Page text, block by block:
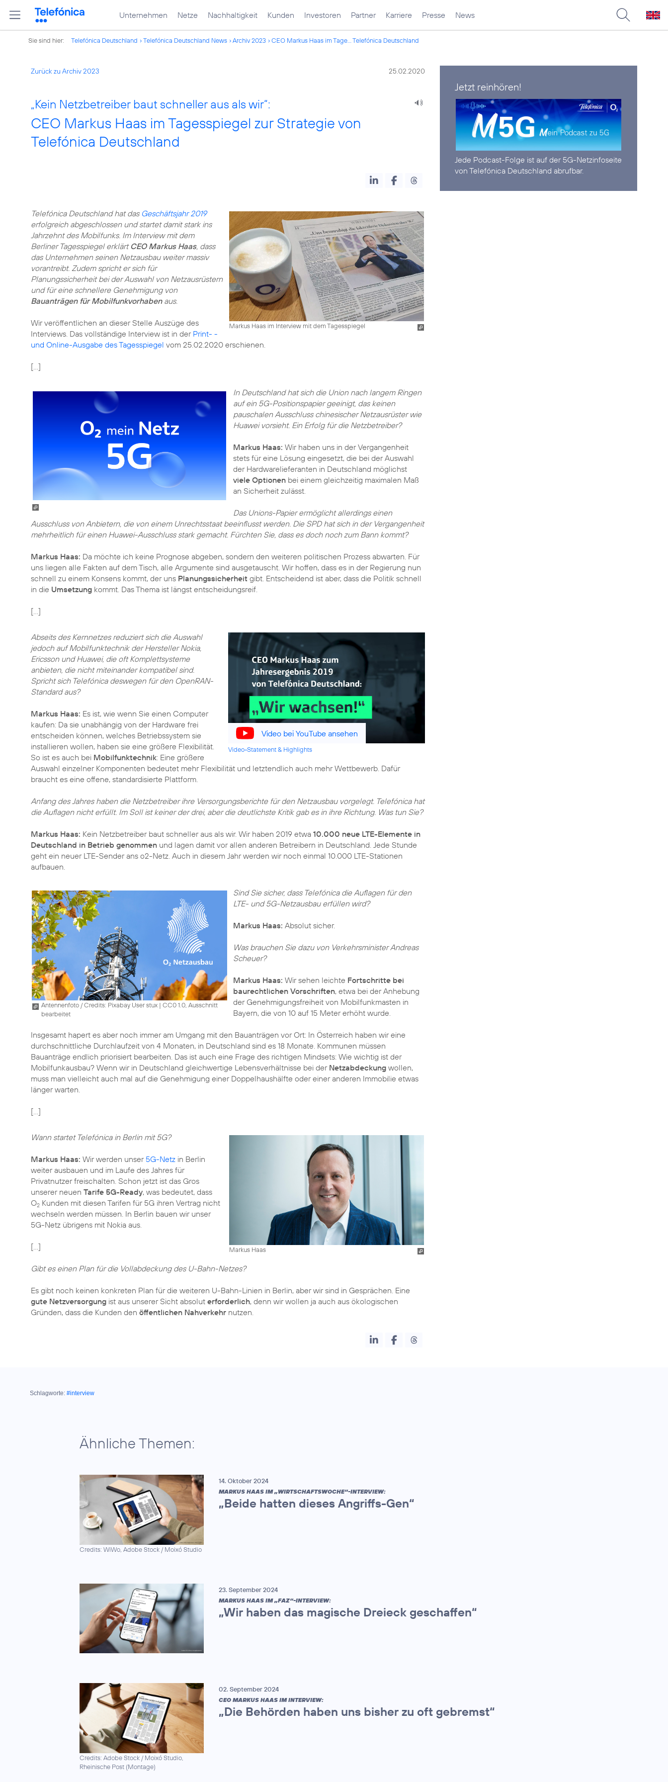
Unternehmen Netze Nachhaltigkeit Kunden Investoren Partner Karriere Presse News
Sie sind hier: Telefónica Deutschland Telefónica Deutschland News Archiv 2023 CEO Markus Haas im Tage... Telefónica Deutschland
Zurück zu Archiv 2023 25.02.2020
„Kein Netzbetreiber baut schneller aus als wir“:
CEO Markus Haas im Tagesspiegel zur Strategie von
Telefónica Deutschland
Markus Haas im Interview mit dem Tagesspiegel
Telefónica Deutschland hat das Geschäftsjahr 2019
erfolgreich abgeschlossen und startet damit stark ins
Jahrzehnt des Mobilfunks. Im Interview mit dem
Berliner Tagesspiegel erklärt CEO Markus Haas, dass
das Unternehmen seinen Netzausbau weiter massiv
vorantreibt. Zudem spricht er sich für
Planungssicherheit bei der Auswahl von Netzausrüstern
und für eine schnellere Genehmigung von
Bauanträgen für Mobilfunkvorhabenaus.
Wir veröffentlichen an dieser Stelle Auszüge des
Interviews. Das vollständige Interview ist in der Print- -
und Online-Ausgabe des Tagesspiegel vom 25.02.2020 erschienen.
[…]
In Deutschland hat sich die Union nach langem Ringen
auf ein 5G-Positionspapier geeinigt, das keinen
pauschalen Ausschluss chinesischer Netzausrüster wie
Huawei vorsieht. Ein Erfolg für die Netzbetreiber?
Markus Haas: Wir haben uns in der Vergangenheit
stets für eine Lösung eingesetzt, die bei der Auswahl
der Hardwarelieferanten in Deutschland möglichst
viele Optionenbei einem gleichzeitig maximalen Maß
an Sicherheit zulässt.
Das Unions-Papier ermöglicht allerdings einen
Ausschluss von Anbietern, die von einem Unrechtsstaat beeinflusst werden. Die SPD hat sich in der Vergangenheit
mehrheitlich für einen Huawei-Ausschluss stark gemacht. Fürchten Sie, dass es doch noch zum Bann kommt?
Markus Haas: Da möchte ich keine Prognose abgeben, sondern den weiteren politischen Prozess abwarten. Für
uns liegen alle Fakten auf dem Tisch, alle Argumente sind ausgetauscht. Wir hoffen, dass es in der Regierung nun
schnell zu einem Konsens kommt, der uns Planungssicherheit gibt. Entscheidend ist aber, dass die Politik schnell
in die Umsetzung kommt. Das Thema ist längst entscheidungsreif.
[…]
Video bei YouTube ansehen
Video-Statement & Highlights
Abseits des Kernnetzes reduziert sich die Auswahl
jedoch auf Mobilfunktechnik der Hersteller Nokia,
Ericsson und Huawei, die oft Komplettsysteme
anbieten, die nicht miteinander kompatibel sind.
Spricht sich Telefónica deswegen für den OpenRAN-
Standard aus?
Markus Haas: Es ist, wie wenn Sie einen Computer
kaufen: Da sie unabhängig von der Hardware frei
entscheiden können, welches Betriebssystem sie
installieren wollen, haben sie eine größere Flexibilität.
So ist es auch bei Mobilfunktechnik: Eine größere
Auswahl einzelner Komponenten bedeutet mehr Flexibilität und letztendlich auch mehr Wettbewerb. Dafür
braucht es eine offene, standardisierte Plattform.
Anfang des Jahres haben die Netzbetreiber ihre Versorgungsberichte für den Netzausbau vorgelegt. Telefónica hat
die Auflagen nicht erfüllt. Im Soll ist keiner der drei, aber die deutlichste Kritik gab es in ihre Richtung. Was tun Sie?
Markus Haas: Kein Netzbetreiber baut schneller aus als wir. Wir haben 2019 etwa 10.000 neue LTE-Elemente in
Deutschland in Betrieb genommen und lagen damit vor allen anderen Betreibern in Deutschland. Jede Stunde
geht ein neuer LTE-Sender ans o2-Netz. Auch in diesem Jahr werden wir noch einmal 10.000 LTE-Stationen
aufbauen.
Antennenfoto / Credits: Pixabay User stux | CC0 1.0, Ausschnitt
bearbeitet
Sind Sie sicher, dass Telefónica die Auflagen für den
LTE- und 5G-Netzausbau erfüllen wird?
Markus Haas: Absolut sicher.
Was brauchen Sie dazu von Verkehrsminister Andreas
Scheuer?
Markus Haas: Wir sehen leichte Fortschritte bei
baurechtlichen Vorschriften, etwa bei der Anhebung
der Genehmigungsfreiheit von Mobilfunkmasten in
Bayern, die von 10 auf 15 Meter erhöht wurde.
Insgesamt hapert es aber noch immer am Umgang mit den Bauanträgen vor Ort: In Österreich haben wir eine
durchschnittliche Durchlaufzeit von 4 Monaten, in Deutschland sind es 18 Monate. Kommunen müssen
Bauanträge endlich priorisiert bearbeiten. Das ist auch eine Frage des richtigen Mindsets: Wie wichtig ist der
Mobilfunkausbau? Wenn wir in Deutschland gleichwertige Lebensverhältnisse bei der Netzabdeckung wollen,
muss man vielleicht auch mal auf die Genehmigung einer Doppelhaushälfte oder einer anderen Immobilie etwas
länger warten.
[…]
Markus Haas
Wann startet Telefónica in Berlin mit 5G?
Markus Haas: Wir werden unser 5G-Netz in Berlin
weiter ausbauen und im Laufe des Jahres für
Privatnutzer freischalten. Schon jetzt ist das Gros
unserer neuen Tarife 5G-Ready, was bedeutet, dass
O2 Kunden mit diesen Tarifen für 5G ihren Vertrag nicht
wechseln werden müssen. In Berlin bauen wir unser
5G-Netz übrigens mit Nokia aus.
[…]
Gibt es einen Plan für die Vollabdeckung des U-Bahn-Netzes?
Es gibt noch keinen konkreten Plan für die weiteren U-Bahn-Linien in Berlin, aber wir sind in Gesprächen. Eine
gute Netzversorgung ist aus unserer Sicht absolut erforderlich, denn wir wollen ja auch aus ökologischen
Gründen, dass die Kunden den öffentlichen Nahverkehr nutzen.
Jetzt reinhören!
Jede Podcast-Folge ist auf der 5G-Netzinfoseite
von Telefónica Deutschland abrufbar.
Schlagworte: #interview
Ähnliche Themen:
Credits: WiWo, Adobe Stock / Moixó Studio
14. Oktober 2024
MARKUS HAAS IM „WIRTSCHAFTSWOCHE“-INTERVIEW:
„Beide hatten dieses Angriffs-Gen“
23. September 2024
MARKUS HAAS IM „FAZ“-INTERVIEW:
„Wir haben das magische Dreieck geschaffen“
Credits: Adobe Stock / Moixó Studio,
Rheinische Post (Montage)
02. September 2024
CEO MARKUS HAAS IM INTERVIEW:
„Die Behörden haben uns bisher zu oft gebremst“